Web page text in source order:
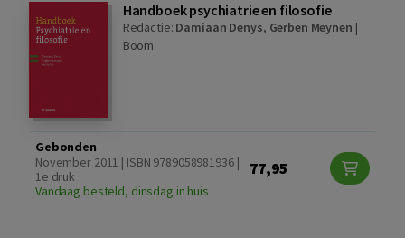
Handboek psychiatrie en filosofie
Redactie: Damiaan Denys, Gerben Meynen |
Boom
Gebonden
November 2011 | ISBN 9789058981936 |
1e druk
Vandaag besteld, dinsdag in huis
77,95